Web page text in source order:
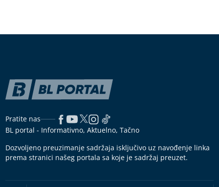
Pratite nas
BL portal - Informativno, Aktuelno, Tačno
Dozvoljeno preuzimanje sadržaja isključivo uz navođenje linka
prema stranici našeg portala sa koje je sadržaj preuzet.